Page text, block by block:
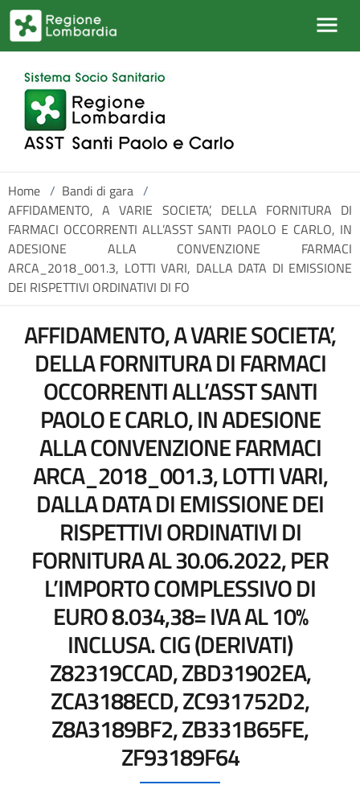
Salta al contenuto principale
Home / Bandi di gara /
AFFIDAMENTO, A VARIE SOCIETA’, DELLA FORNITURA DI
FARMACI OCCORRENTI ALL’ASST SANTI PAOLO E CARLO, IN
ADESIONE ALLA CONVENZIONE FARMACI
ARCA_2018_001.3, LOTTI VARI, DALLA DATA DI EMISSIONE
DEI RISPETTIVI ORDINATIVI DI FO
AFFIDAMENTO, A VARIE SOCIETA’,
DELLA FORNITURA DI FARMACI
OCCORRENTI ALL’ASST SANTI
PAOLO E CARLO, IN ADESIONE
ALLA CONVENZIONE FARMACI
ARCA_2018_001.3, LOTTI VARI,
DALLA DATA DI EMISSIONE DEI
RISPETTIVI ORDINATIVI DI
FORNITURA AL 30.06.2022, PER
L’IMPORTO COMPLESSIVO DI
EURO 8.034,38= IVA AL 10%
INCLUSA. CIG (DERIVATI)
Z82319CCAD, ZBD31902EA,
ZCA3188ECD, ZC931752D2,
Z8A3189BF2, ZB331B65FE,
ZF93189F64